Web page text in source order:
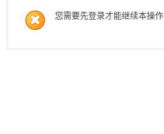
您需要先登录才能继续本操作